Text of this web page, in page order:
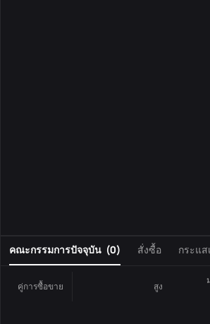
คณะกรรมการปัจจุบัน (0) สั่งซื้อ กระแ
คู่การซื้อขาย สูง